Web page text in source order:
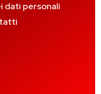
dati personali